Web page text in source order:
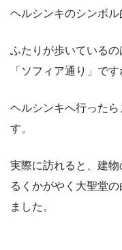
ヘルシンキのシンボル
ふたりが歩いている
「ソフィア通り」です
ヘルシンキへ行った
す。
実際に訪れると、建
るくかがやく大聖堂
ました。